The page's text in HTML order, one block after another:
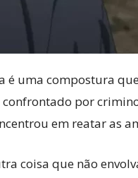
é uma compostura
por
em reatar as
coisa que não